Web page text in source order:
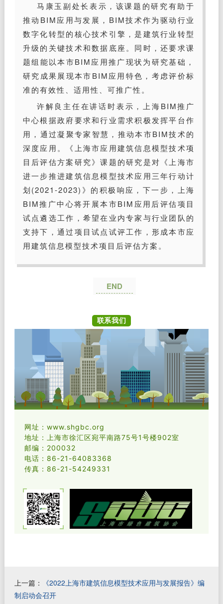
马康玉副处长表示，该课题的研究有助于
推动BIM应用与发展，BIM技术作为驱动行业
数字化转型的核心技术引擎，是建筑行业转型
升级的关键技术和数据底座。同时，还要求课
题组能以本市BIM应用推广现状为研究基础，
研究成果展现本市BIM应用特色，考虑评价标
准的有效性、适用性、可推广性。
许解良主任在讲话时表示，上海BIM推广
中心根据政府要求和行业需求积极发挥平台作
用，通过凝聚专家智慧，推动本市BIM技术的
深度应用。《上海市应用建筑信息模型技术项
目后评估方案研究》课题的研究是对《上海市
进一步推进建筑信息模型技术应用三年行动计
划(2021-2023)》的积极响应，下一步，上海
BIM推广中心将开展本市BIM应用后评估项目
试点遴选工作，希望在业内专家与行业团队的
支持下，通过项目试点试评工作，形成本市应
用建筑信息模型技术项目后评估方案。
END
联系我们
网址：www.shgbc.org
地址：上海市徐汇区宛平南路75号1号楼902室
邮编：200032
电话：86-21-64083368
传真：86-21-54249331
上一篇：
《2022上海市建筑信息模型技术应用与发展报告》编
制启动会召开